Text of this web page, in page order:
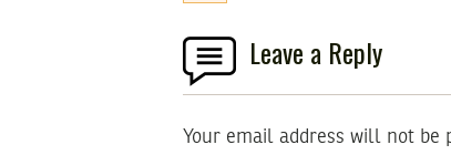
Leave a Reply
Your email address will not be